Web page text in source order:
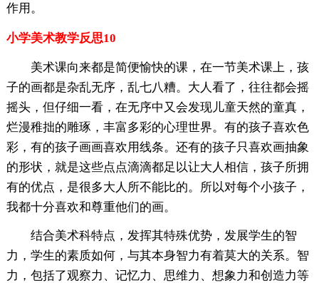
作用。
小学美术教学反思10
美术课向来都是简便愉快的课，在一节美术课上，孩
子的画都是杂乱无序，乱七八糟。大人看了，往往都会摇
摇头，但仔细一看，在无序中又会发现儿童天然的童真，
烂漫稚拙的雕琢，丰富多彩的心理世界。有的孩子喜欢色
彩，有的孩子画画喜欢用线条。还有的孩子只喜欢画抽象
的形状，就是这些点点滴滴都足以让大人相信，孩子所拥
有的优点，是很多大人所不能比的。所以对每个小孩子，
我都十分喜欢和尊重他们的画。
结合美术科特点，发挥其特殊优势，发展学生的智
力，学生的素质如何，与其本身智力有着莫大的关系。智
力，包括了观察力、记忆力、思维力、想象力和创造力等